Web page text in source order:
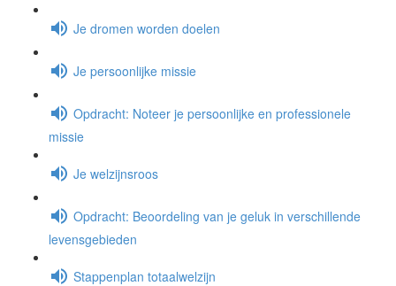
Je dromen worden doelen
Je persoonlijke missie
Opdracht: Noteer je persoonlijke en professionele
missie
Je welzijnsroos
Opdracht: Beoordeling van je geluk in verschillende
levensgebieden
Stappenplan totaalwelzijn